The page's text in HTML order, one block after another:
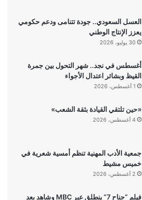
العسل السعودي.. جودة تتنامى ودعم حكومي
يعزز الإنتاج الوطني
30 يوليو، 2026
أغسطس في نجد.. شهر التحول بين جمرة
القيظ وبشائر اعتدال الأجواء
1 أغسطس، 2026
«حين تلتقي القيادة بثقة الشعب»
4 أغسطس، 2026
جمعية الأدب المهنية تنظم أمسية شعرية في
خميس مشيط
2 أغسطس، 2026
فيلم “جناح 7” ينطلق عبر MBC وشاهد بعد